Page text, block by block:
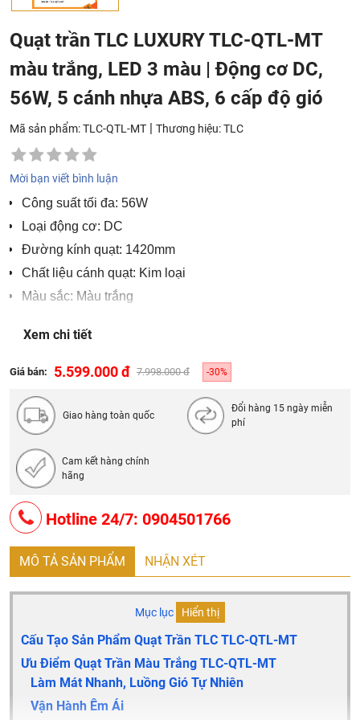
Quạt trần TLC LUXURY TLC-QTL-MT
màu trắng, LED 3 màu | Động cơ DC,
56W, 5 cánh nhựa ABS, 6 cấp độ gió
Mã sản phẩm: TLC-QTL-MT | Thương hiệu:TLC
Mời bạn viết bình luận
Công suất tối đa: 56W
Loại động cơ: DC
Đường kính quạt: 1420mm
Chất liệu cánh quạt: Kim loại
Màu sắc: Màu trắng
Số tốc độ gió: 6
Đèn led: Ba màu ( trắng, vàng, trung tính )
Điện áp (AC): AC 220V-50Hz
Bảo hành: 05 năm
Xem chi tiết
Giá bán: 5.599.000 đ 7.998.000 đ -30%
Giao hàng toàn quốc
Đổi hàng 15 ngày miễn
phí
Cam kết hàng chính
hãng
Hotline 24/7: 0904501766
MÔ TẢ SẢN PHẨM NHẬN XÉT
Mục lục Hiển thị
Cấu Tạo Sản Phẩm Quạt Trần TLC TLC-QTL-MT
Ưu Điểm Quạt Trần Màu Trắng TLC-QTL-MT
Làm Mát Nhanh, Luồng Gió Tự Nhiên
Vận Hành Êm Ái